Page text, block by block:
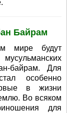
Байрам
мире будут
байрам. Для
особенно
в жизни
Во всяком
для